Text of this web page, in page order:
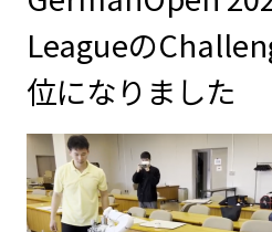
オープンキャンパス
受験生の皆さんへ
Leagueの
位になりました